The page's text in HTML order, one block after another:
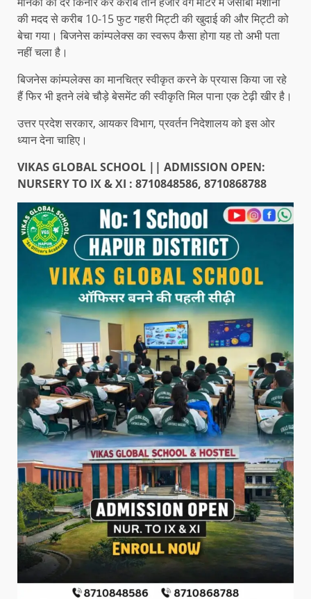
की मदद से करीब 10-15 फुट गहरी मिट्टी की खुदाई की और मिट्टी को
बेचा गया। बिजनेस कांम्पलेक्स का स्वरूप कैसा होगा यह तो अभी पता
नहीं चला है।
बिजनेस कांम्पलेक्स का मानचित्र स्वीकृत करने के प्रयास किया जा रहे
हैं फिर भी इतने लंबे चौड़े बेसमेंट की स्वीकृति मिल पाना एक टेढ़ी खीर है।
उत्तर प्रदेश सरकार, आयकर विभाग, प्रवर्तन निदेशालय को इस ओर
ध्यान देना चाहिए।
VIKAS GLOBAL SCHOOL || ADMISSION OPEN:
NURSERY TO IX & XI : 8710848586, 8710868788